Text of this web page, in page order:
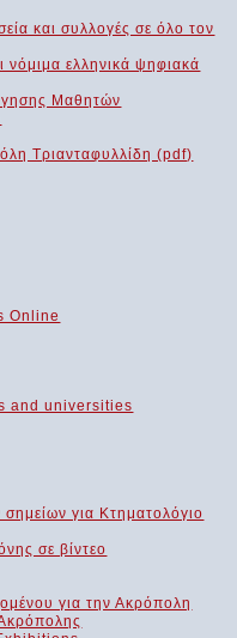
και συλλογές σε όλο τον
νόμιμα ελληνικά ψηφιακά
Μαθητών
Τριανταφυλλίδη (pdf)
Online
and universities
για Κτηματολόγιο
σε βίντεο
για την Ακρόπολη